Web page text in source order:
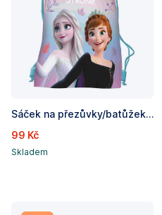
Sáček na přezůvky/batůžek FROZEN / Ledové království, rozměry: 43 x 32 cm
99 Kč
Skladem